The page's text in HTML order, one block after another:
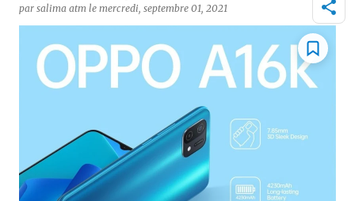
par salima atm le mercredi, septembre 01, 2021